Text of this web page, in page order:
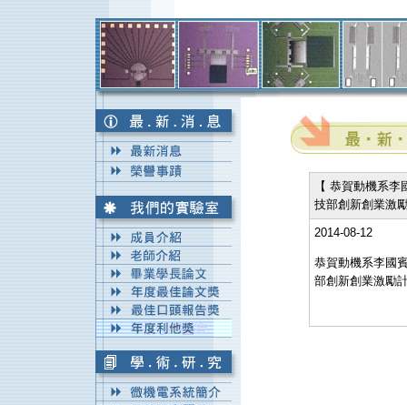
【 恭賀動機系
技部創新創業激
2014-08-12
恭賀動機系李國
部創新創業激勵